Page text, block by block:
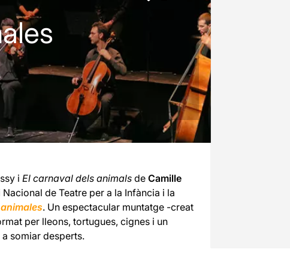
i El carnaval dels animalsde Camille
Nacional de Teatre per a la Infància i la
. Un espectacular muntatge -creat
per lleons, tortugues, cignes i un
somiar desperts.